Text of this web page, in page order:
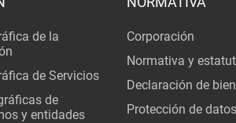
de la
de Servicios
de
y entidades
Corporación
Normativa y
Declaración de
Protección de datos